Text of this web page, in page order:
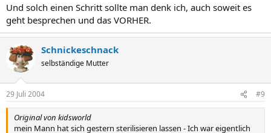
Und solch einen Schritt sollte man denk ich, auch soweit es
geht besprechen und das VORHER.
Schnickeschnack
selbständige Mutter
29 Juli 2004 #9
Original von kidsworld
mein Mann hat sich gestern sterilisieren lassen - Ich war eigentlich